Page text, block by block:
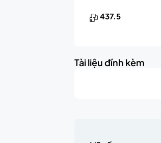
437.5
Tài liệu đính kèm